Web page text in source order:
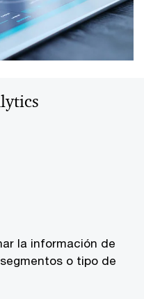
la información de
o tipo de